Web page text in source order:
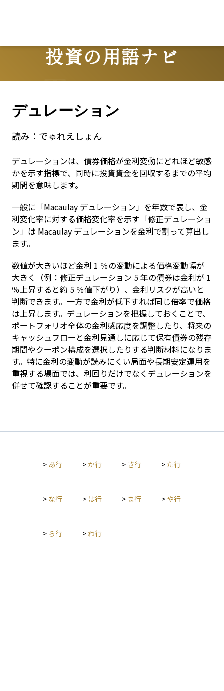
投資の用語ナビ
Terms
デュレーション
読み： でゅれえしょん
デュレーションは、債券価格が金利変動にどれほど敏感
かを示す指標で、同時に投資資金を回収するまでの平均
期間を意味します。
一般に「Macaulay デュレーション」を年数で表し、金
利変化率に対する価格変化率を示す「修正デュレーショ
ン」は Macaulay デュレーションを金利で割って算出し
ます。
数値が大きいほど金利 1 ％の変動による価格変動幅が
大きく（例：修正デュレーション 5 年の債券は金利が 1
％上昇すると約 5 ％値下がり）、金利リスクが高いと
判断できます。一方で金利が低下すれば同じ倍率で価格
は上昇します。デュレーションを把握しておくことで、
ポートフォリオ全体の金利感応度を調整したり、将来の
キャッシュフローと金利見通しに応じて保有債券の残存
期間やクーポン構成を選択したりする判断材料になりま
す。特に金利の変動が読みにくい局面や長期安定運用を
重視する場面では、利回りだけでなくデュレーションを
併せて確認することが重要です。
> あ行 >か行 > さ行 > た行
> な行 > は行 > ま行 > や行
> ら行 > わ行